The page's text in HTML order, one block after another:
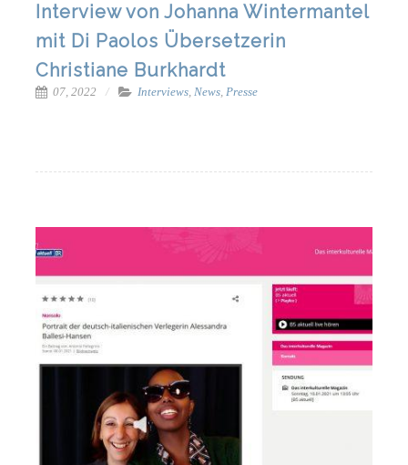
Interview von Johanna Wintermantel
mit Di Paolos Übersetzerin
Christiane Burkhardt
07, 2022 Interviews, News, Presse